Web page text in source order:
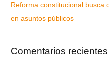
Reforma constitucional busca
en asuntos públicos
Comentarios recientes